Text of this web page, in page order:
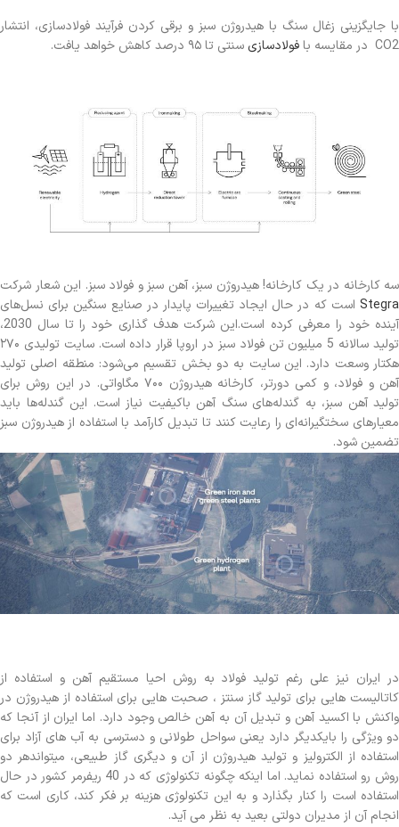
با جایگزینی زغال سنگ با هیدروژن سبز و برقی کردن فرآیند فولادسازی، انتشار
CO2 در مقایسه با
فولادسازی سنتی تا ۹۵ درصد کاهش خواهد یافت.
سه کارخانه در یک کارخانه! هیدروژن سبز، آهن سبز و فولاد سبز. این شعار شرکت
Stegra است که در حال ایجاد تغییرات پایدار در صنایع سنگین برای نسل‌های
آینده خود را معرفی کرده است.این شرکت هدف گذاری خود را تا سال 2030،
تولید سالانه 5 میلیون تن فولاد سبز در اروپا قرار داده است. سایت تولیدی ۲۷۰
هکتار وسعت دارد. این سایت به دو بخش تقسیم می‌شود: منطقه اصلی تولید
آهن و فولاد، و کمی دورتر، کارخانه هیدروژن ۷۰۰ مگاواتی. در این روش برای
تولید آهن سبز، به گندله‌های سنگ آهن باکیفیت نیاز است. این گندله‌ها باید
معیارهای سختگیرانه‌ای را رعایت کنند تا تبدیل کارآمد با استفاده از هیدروژن سبز
تضمین شود.
در ایران نیز علی رغم تولید فولاد به روش احیا مستقیم آهن و استفاده از
کاتالیست هایی برای تولید گاز سنتز ، صحبت هایی برای استفاده از هیدروژن در
واکنش با اکسید آهن و تبدیل آن به آهن خالص وجود دارد. اما ایران از آنجا که
دو ویژگی را بایکدیگر دارد یعنی سواحل طولانی و دسترسی به آب های آزاد برای
استفاده از الکترولیز و تولید هیدروژن از آن و دیگری گاز طبیعی، میتواندهر دو
روش رو استفاده نماید. اما اینکه چگونه تکنولوژی که در 40 ریفرمر کشور در حال
استفاده است را کنار بگذارد و به این تکنولوژی هزینه بر فکر کند، کاری است که
انجام آن از مدیران دولتی بعید به نظر می آید.